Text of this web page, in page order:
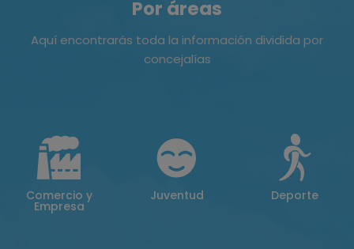
Por áreas
Aquí encontrarás toda la información dividida por
concejalías
Comercio y
Empresa
Juventud Deporte